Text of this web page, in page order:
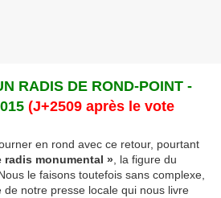
RADIS DE ROND-POINT -
(J+2509 après le vote
en rond avec ce retour, pourtant
radis monumental » , la figure du
le faisons toutefois sans complexe,
de notre presse locale qui nous livre